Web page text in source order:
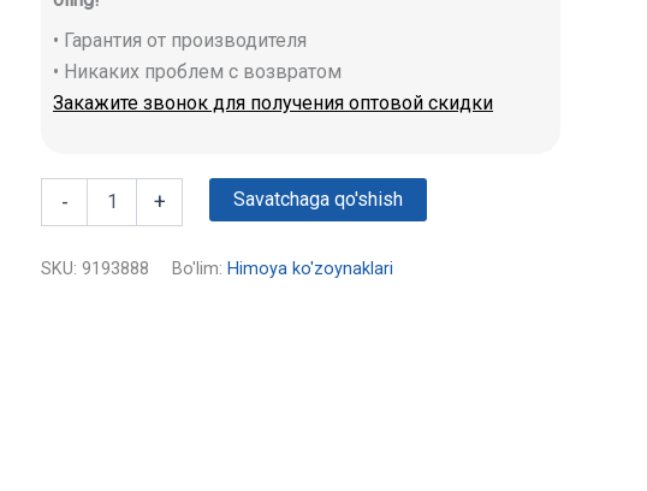
• Гарантия от производителя
• Никаких проблем с возвратом
Закажите звонок для получения оптовой скидки
- + Savatchaga qo'shish
SKU: 9193888 Bo'lim: Himoya ko'zoynaklari